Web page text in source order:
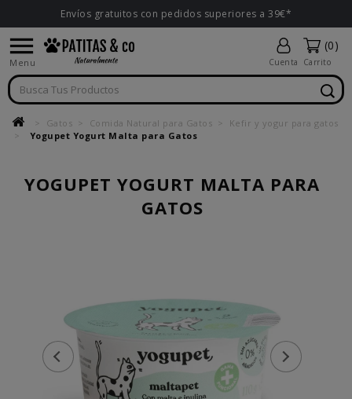
Envíos gratuitos con pedidos superiores a 39€*

Menu Cuenta
(0)
Carrito
Gatos Comida Natural para Gatos
Kefir y yogur para gatos
Yogupet Yogurt Malta para Gatos
YOGUPET YOGURT MALTA PARA
GATOS